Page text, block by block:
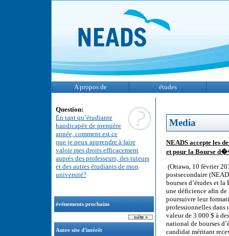
A propos de études
Question:
En tant qu’étudiante
handicapée de première
année, comment est ce
que je peux apprendre à faire
valoir mes droits efficacement
auprès des professeurs, des tuteurs
et des autres étudiants de mon
université?
événements prochains
Autre site d'intérêt
Media
NEADS accepte les
et pour la Bourse
(Ottawa, 10 février
postsecondaire
bourses d’études et
une déficience afin de
poursuivre leur
professionnelles dans
valeur de 3 000 $ à
national de bourses
candidat méritant